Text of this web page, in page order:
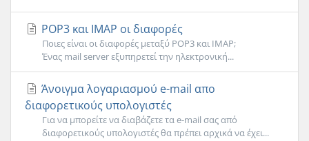
POP3 και IMAP οι διαφορές
Ποιες είναι οι διαφορές μεταξύ POP3 και IMAP;
Ένας mail server εξυπηρετεί την ηλεκτρονική...
Άνοιγμα λογαριασμού e-mail απο
διαφορετικούς υπολογιστές
Για να μπορείτε να διαβάζετε τα e-mail σας από
διαφορετικούς υπολογιστές θα πρέπει αρχικά να έχει...